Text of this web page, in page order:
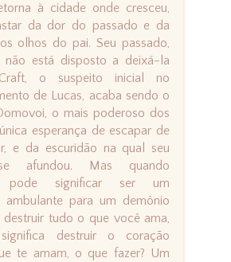
à cidade onde cresceu,
da dor do passado e da
olhos do pai. Seu passado,
não está disposto a deixá-la
o suspeito inicial no
de Lucas, acaba sendo o
o mais poderoso dos
esperança de escapar de
e da escuridão na qual seu
afundou. Mas quando
pode significar ser um
ambulante para um demônio
destruir tudo o que você ama,
destruir o coração
te amam, o que fazer? Um